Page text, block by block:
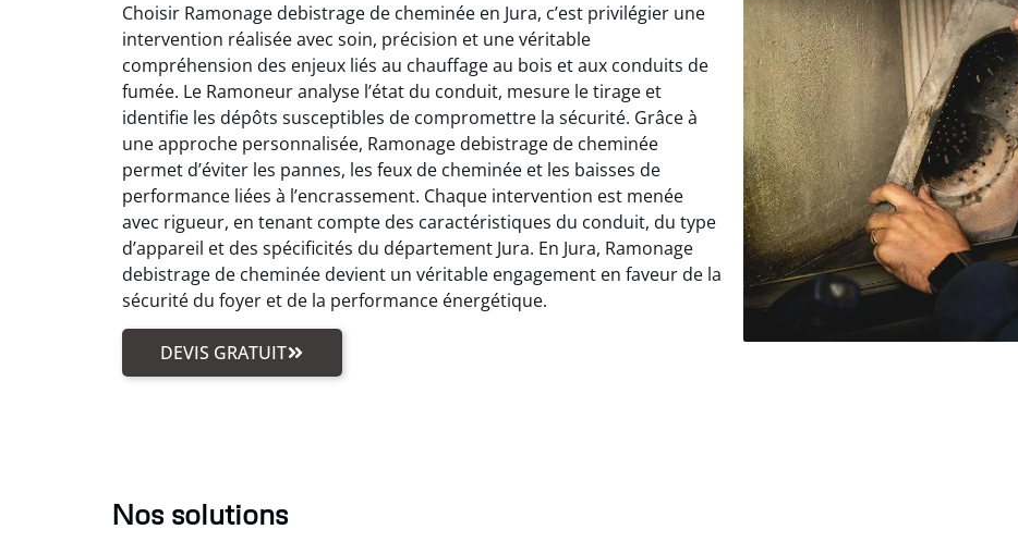
Choisir Ramonage debistrage de cheminée en Jura, c’est privilégier une
intervention réalisée avec soin, précision et une véritable
compréhension des enjeux liés au chauffage au bois et aux conduits de
fumée. Le Ramoneur analyse l’état du conduit, mesure le tirage et
identifie les dépôts susceptibles de compromettre la sécurité. Grâce à
une approche personnalisée, Ramonage debistrage de cheminée
permet d’éviter les pannes, les feux de cheminée et les baisses de
performance liées à l’encrassement. Chaque intervention est menée
avec rigueur, en tenant compte des caractéristiques du conduit, du type
d’appareil et des spécificités du département Jura. En Jura, Ramonage
debistrage de cheminée devient un véritable engagement en faveur de la
sécurité du foyer et de la performance énergétique.
DEVIS GRATUIT
Nos solutions